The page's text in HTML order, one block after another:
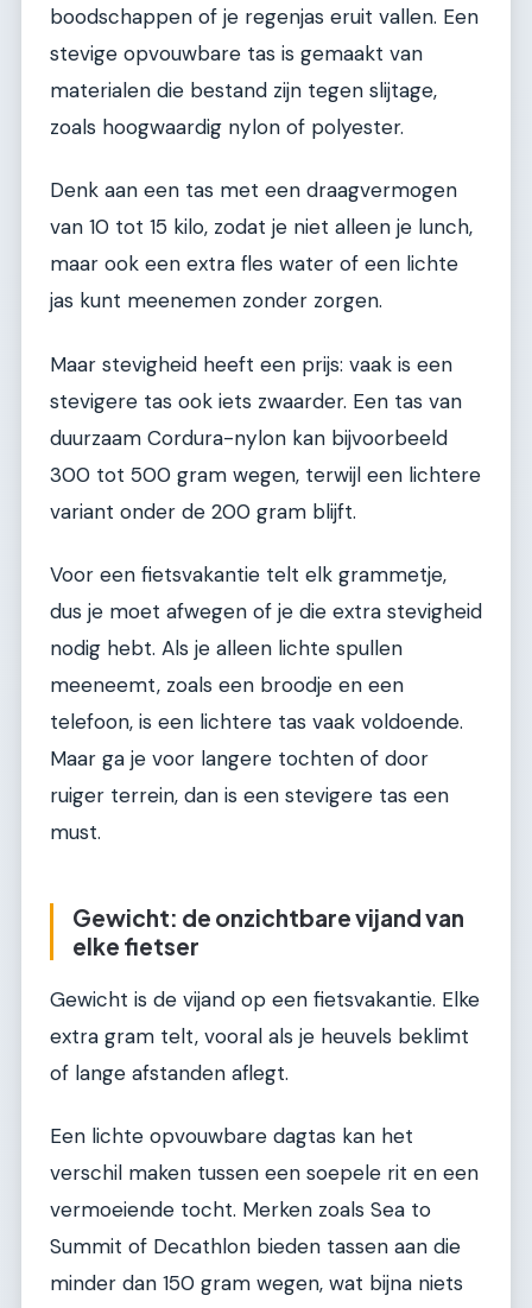
boodschappen of je regenjas eruit vallen. Een
stevige opvouwbare tas is gemaakt van
materialen die bestand zijn tegen slijtage,
zoals hoogwaardig nylon of polyester.
Denk aan een tas met een draagvermogen
van 10 tot 15 kilo, zodat je niet alleen je lunch,
maar ook een extra fles water of een lichte
jas kunt meenemen zonder zorgen.
Maar stevigheid heeft een prijs: vaak is een
stevigere tas ook iets zwaarder. Een tas van
duurzaam Cordura-nylon kan bijvoorbeeld
300 tot 500 gram wegen, terwijl een lichtere
variant onder de 200 gram blijft.
Voor een fietsvakantie telt elk grammetje,
dus je moet afwegen of je die extra stevigheid
nodig hebt. Als je alleen lichte spullen
meeneemt, zoals een broodje en een
telefoon, is een lichtere tas vaak voldoende.
Maar ga je voor langere tochten of door
ruiger terrein, dan is een stevigere tas een
must.
Gewicht: de onzichtbare vijand van
elke fietser
Gewicht is de vijand op een fietsvakantie. Elke
extra gram telt, vooral als je heuvels beklimt
of lange afstanden aflegt.
Een lichte opvouwbare dagtas kan het
verschil maken tussen een soepele rit en een
vermoeiende tocht. Merken zoals Sea to
Summit of Decathlon bieden tassen aan die
minder dan 150 gram wegen, wat bijna niets